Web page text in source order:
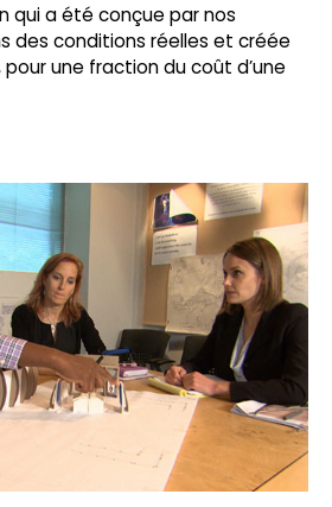
qui a été conçue par nos
des conditions réelles et créée
une fraction du coût d’une